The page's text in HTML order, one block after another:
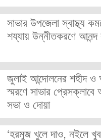
সাভার উপজেলা স্বাস্থ্য
শয্যায় উন্নীতকরণে আনন্দ
জুলাই আন্দোলনের শহীদ
স্মরণে সাভার
সভা ও দোয়া
‘হরমুজ খুলে দাও, নইলে খুব